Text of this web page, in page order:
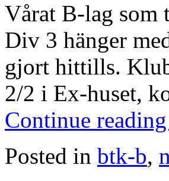
Vårat B-lag som
Div 3 hänger
gjort hittills.
2/2 i Ex-huset,
Continue reading
Posted in btk-b,